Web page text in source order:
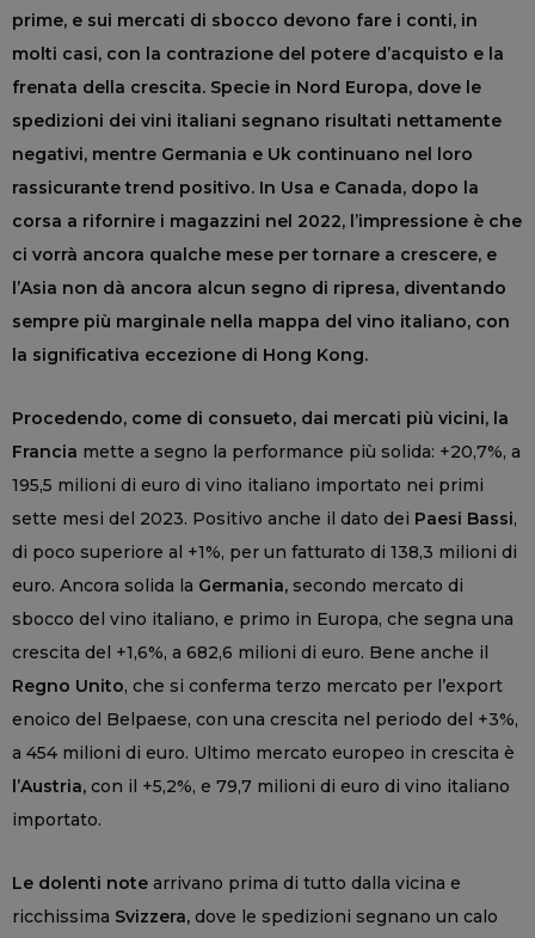
prime, e sui mercati di sbocco devono fare i conti, in
molti casi, con la contrazione del potere d’acquisto e la
frenata della crescita. Specie in Nord Europa, dove le
spedizioni dei vini italiani segnano risultati nettamente
negativi, mentre Germania e Uk continuano nel loro
rassicurante trend positivo. In Usa e Canada, dopo la
corsa a rifornire i magazzini nel 2022, l’impressione è che
ci vorrà ancora qualche mese per tornare a crescere, e
l’Asia non dà ancora alcun segno di ripresa, diventando
sempre più marginale nella mappa del vino italiano, con
la significativa eccezione di Hong Kong.
Procedendo, come di consueto, dai mercati più vicini, la
Francia mette a segno la performance più solida: +20,7%, a
195,5 milioni di euro di vino italiano importato nei primi
sette mesi del 2023. Positivo anche il dato dei Paesi Bassi,
di poco superiore al +1%, per un fatturato di 138,3 milioni di
euro. Ancora solida la Germania, secondo mercato di
sbocco del vino italiano, e primo in Europa, che segna una
crescita del +1,6%, a 682,6 milioni di euro. Bene anche il
Regno Unito, che si conferma terzo mercato per l’export
enoico del Belpaese, con una crescita nel periodo del +3%,
a 454 milioni di euro. Ultimo mercato europeo in crescita è
l’Austria, con il +5,2%, e 79,7 milioni di euro di vino italiano
importato.
Le dolenti note arrivano prima di tutto dalla vicina e
ricchissima Svizzera, dove le spedizioni segnano un calo